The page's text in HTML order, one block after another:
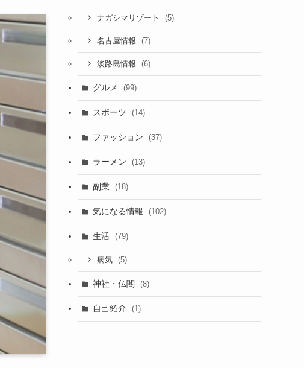
ナガシマリゾート (5)
名古屋情報 (7)
淡路島情報 (6)
グルメ (99)
スポーツ (14)
ファッション (37)
ラーメン (13)
副業 (18)
気になる情報 (102)
生活 (79)
病気 (5)
神社・仏閣 (8)
自己紹介 (1)